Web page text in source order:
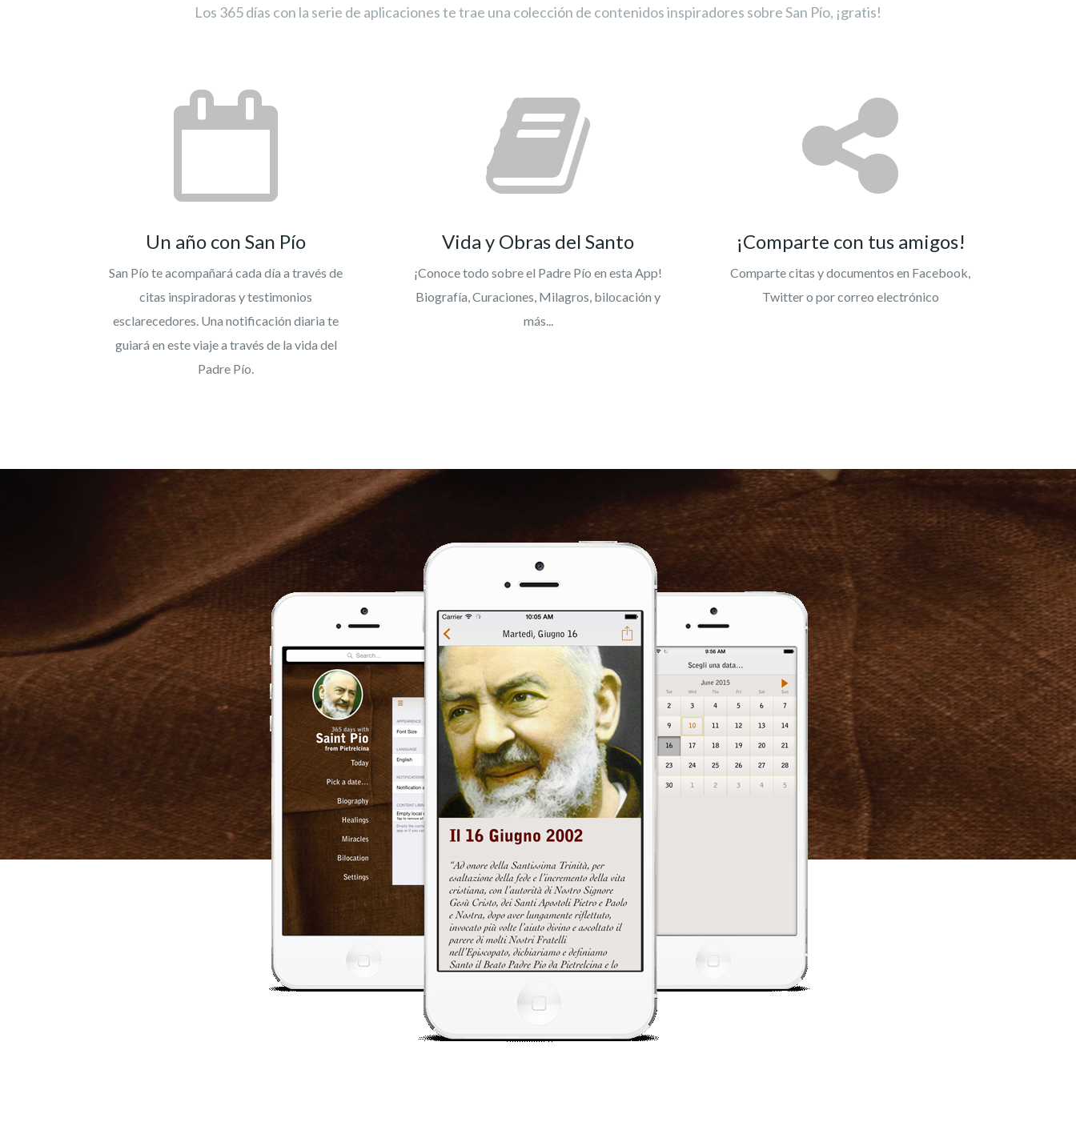
Los 365 días con la serie de aplicaciones te trae una colección de contenidos inspiradores sobre San Pío, ¡gratis!
Un año con San Pío
San Pío te acompañará cada día a través de
citas inspiradoras y testimonios
esclarecedores. Una notificación diaria te
guiará en este viaje a través de la vida del
Padre Pío.
Vida y Obras del Santo
¡Conoce todo sobre el Padre Pío en esta App!
Biografía, Curaciones, Milagros, bilocación y
más...
¡Comparte con tus amigos!
Comparte citas y documentos en Facebook,
Twitter o por correo electrónico